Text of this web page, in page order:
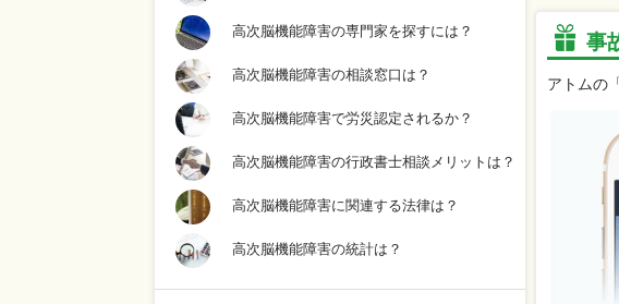
事
アトムの
高次脳機能障害の専門家を探すには？
高次脳機能障害の相談窓口は？
高次脳機能障害で労災認定されるか？
高次脳機能障害の行政書士相談メリットは？
高次脳機能障害に関連する法律は？
高次脳機能障害の統計は？